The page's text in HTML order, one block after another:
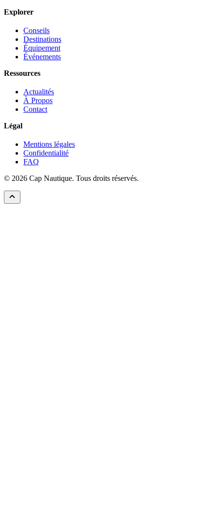
Explorer
Conseils
Destinations
Équipement
Événements
Ressources
Actualités
À Propos
Contact
Légal
Mentions légales
Confidentialité
FAQ
© 2026 Cap Nautique. Tous droits réservés.